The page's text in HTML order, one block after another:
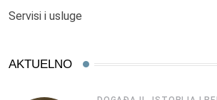
Servisi i usluge
AKTUELNO